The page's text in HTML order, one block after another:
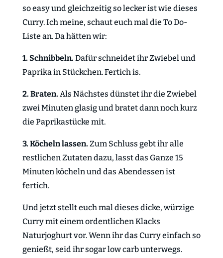
so easy und gleichzeitig so lecker ist wie dieses
Curry. Ich meine, schaut euch mal die To Do-
Liste an. Da hätten wir:
1. Schnibbeln. Dafür schneidet ihr Zwiebel und
Paprika in Stückchen. Fertich is.
2. Braten. Als Nächstes dünstet ihr die Zwiebel
zwei Minuten glasig und bratet dann noch kurz
die Paprikastücke mit.
3. Köcheln lassen. Zum Schluss gebt ihr alle
restlichen Zutaten dazu, lasst das Ganze 15
Minuten köcheln und das Abendessen ist
fertich.
Und jetzt stellt euch mal dieses dicke, würzige
Curry mit einem ordentlichen Klacks
Naturjoghurt vor. Wenn ihr das Curry einfach so
genießt, seid ihr sogar low carb unterwegs.